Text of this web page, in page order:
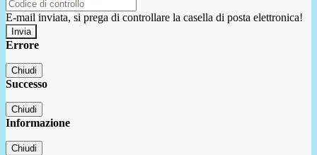
E-mail inviata, si prega di controllare la casella di posta elettronica!
Errore
Chiudi
Successo
Chiudi
Informazione
Chiudi